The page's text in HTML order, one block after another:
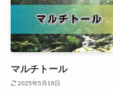
マルチトール
2025年5月18日